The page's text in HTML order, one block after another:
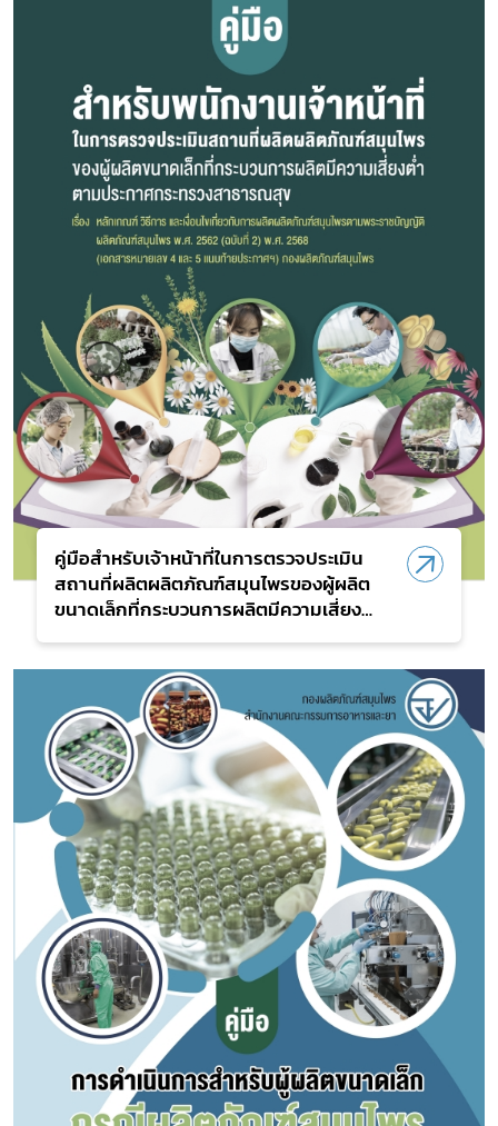
คู่มือสำหรับเจ้าหน้าที่ในการตรวจประเมิน
สถานที่ผลิตผลิตภัณฑ์สมุนไพรของผู้ผลิต
ขนาดเล็กที่กระบวนการผลิตมีความเสี่ยงต่ำ
Subscribe
เลือกหัวข้อที่ท่านต้องการ Subscribe
สมุนไพรใหม่
โควิด